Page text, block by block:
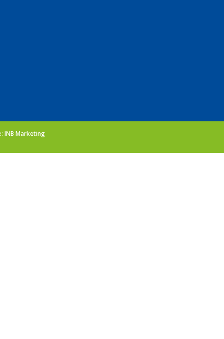
INB Marketing